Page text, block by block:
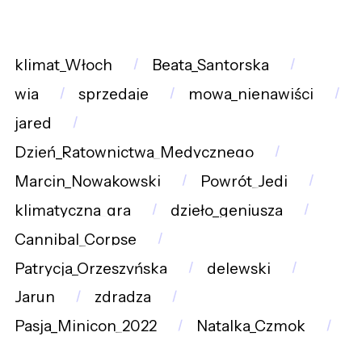
klimat_Włoch
Beata_Santorska
wia
sprzedaje
mowa_nienawiści
jared
Dzień_Ratownictwa_Medycznego
Marcin_Nowakowski
Powrót_Jedi
klimatyczna_gra
dzieło_geniusza
Cannibal_Corpse
Patrycja_Orzeszyńska
delewski
Jarun
zdradza
Pasja_Minicon_2022
Natalka_Czmok